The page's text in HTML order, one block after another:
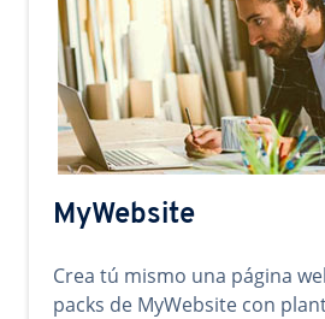
MyWebsite
Crea tú mismo una página
packs de MyWebsite con